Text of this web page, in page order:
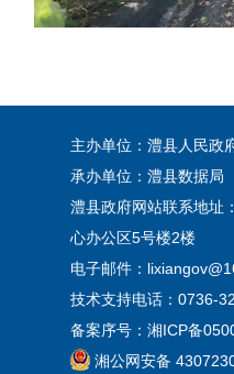
主办单位：澧县人民政
承办单位：澧县数据局
澧县政府网站联系地址
心办公区5号楼2楼
电子邮件：
技术支持电话：0736-
备案序号： 湘ICP备
湘公网安备